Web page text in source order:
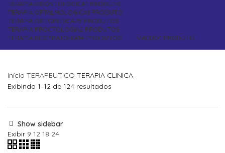
TERAPIA ODONTOLOGICA1 PRODUTO
TERAPIA OFTALMOLOGICA1 PRODUTO
TERAPIA ORTOPEDICA79 PRODUTOS
TERAPIA PROCTOLOGIA2 PRODUTOS
TERAPIA RESPIRATORIA14 PRODUTOS VACUO1 PRODUTO
Início TERAPEUTICO TERAPIA CLINICA
Exibindo 1–12 de 124 resultados
preço:
Show sidebar
Exibir 9 12 18 24